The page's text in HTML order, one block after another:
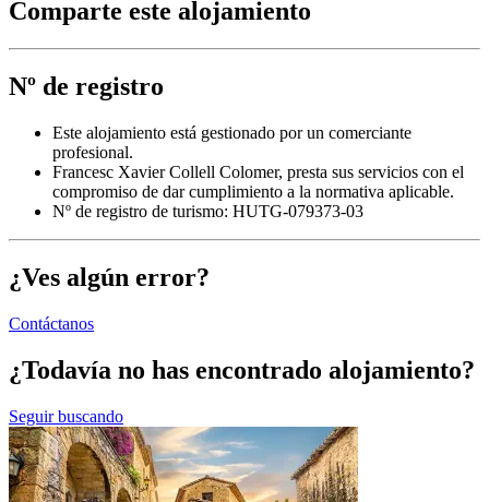
Comparte este alojamiento
Nº de registro
Este alojamiento está gestionado por un comerciante
profesional.
Francesc Xavier Collell Colomer, presta sus servicios con el
compromiso de dar cumplimiento a la normativa aplicable.
Nº de registro de turismo: HUTG-079373-03
¿Ves algún error?
Contáctanos
¿Todavía no has encontrado alojamiento?
Seguir buscando